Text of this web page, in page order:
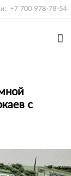
+7 700 978-78-54
с